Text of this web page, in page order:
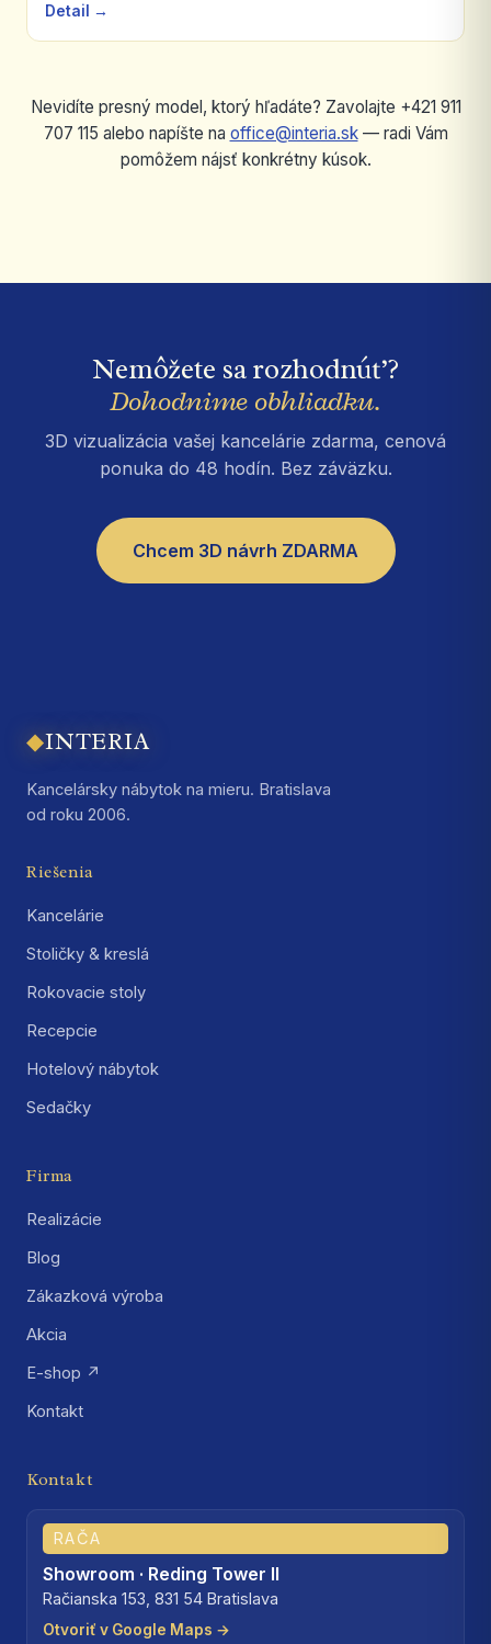
Detail →
Nevidíte presný model, ktorý hľadáte? Zavolajte +421 911
707 115 alebo napíšte na office@interia.sk— radi Vám
pomôžem nájsť konkrétny kúsok.
Nemôžete sa rozhodnúť?
Dohodnime obhliadku.
3D vizualizácia vašej kancelárie zdarma, cenová
ponuka do 48 hodín. Bez záväzku.
Chcem 3D návrh ZDARMA
◆INTERIA
Kancelársky nábytok na mieru. Bratislava
od roku 2006.
Riešenia
Kancelárie
Stoličky & kreslá
Rokovacie stoly
Recepcie
Hotelový nábytok
Sedačky
Firma
Realizácie
Blog
Zákazková výroba
Akcia
E-shop ↗
Kontakt
Kontakt
RAČA
Showroom · Reding Tower II
Račianska 153, 831 54 Bratislava
Otvoriť v Google Maps →